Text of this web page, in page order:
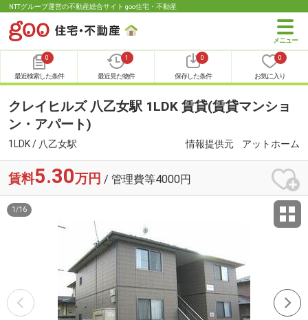
NTTグループ運営の不動産総合サイト goo住宅・不動産
0
最近検索した条件
1
最近見た物件
0
保存した条件
0
お気に入り
クレイヒルズ 八乙女駅 1LDK 賃貸(賃貸マンショ
ン・アパート)
1LDK / 八乙女駅 情報提供元 アットホーム
賃料5.30万円 / 管理費等4000円
1 /16